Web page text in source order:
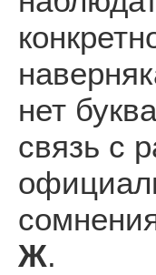
нет
связь с
Ж.